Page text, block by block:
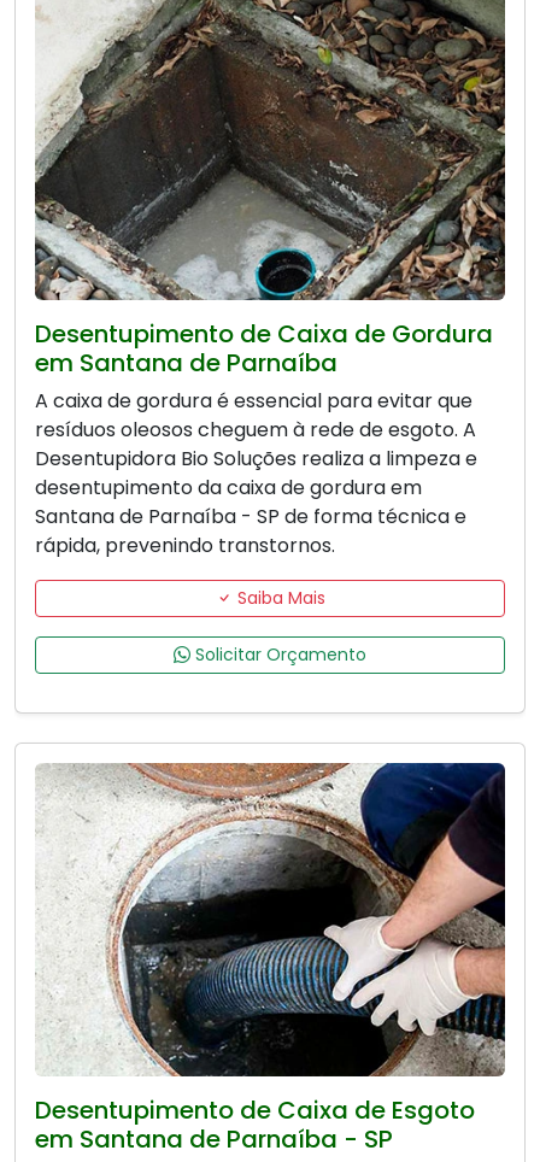
Desentupimento de Caixa de Gordura
em Santana de Parnaíba
A caixa de gordura é essencial para evitar que
resíduos oleosos cheguem à rede de esgoto. A
Desentupidora Bio Soluções realiza a limpeza e
desentupimento da caixa de gordura em
Santana de Parnaíba - SP de forma técnica e
rápida, prevenindo transtornos.
Saiba Mais
Solicitar Orçamento
Desentupimento de Caixa de Esgoto
em Santana de Parnaíba - SP